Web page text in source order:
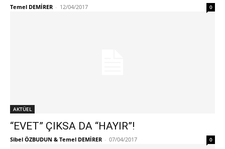
Temel DEMİRER - 12/04/2017 0
AKTÜEL
“EVET” ÇIKSA DA “HAYIR”!
Sibel ÖZBUDUN & Temel DEMİRER - 07/04/2017 0